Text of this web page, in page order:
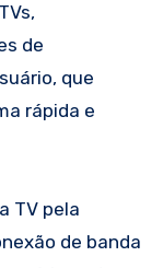
de
que
rápida e
TV pela
de banda